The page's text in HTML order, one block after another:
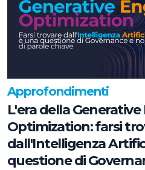
Approfondimenti
L'era della
Optimization: farsi
dall'Intelligenza
questione di